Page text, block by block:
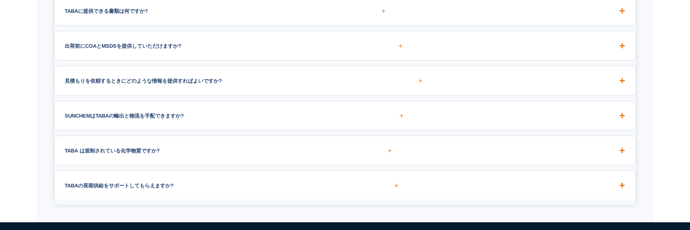
TABAに提供できる書類は何ですか? +
出荷前にCOAとMSDSを提供していただけますか? +
見積もりを依頼するときにどのような情報を提供すればよいですか? +
SUNCHEMはTABAの輸出と物流を手配できますか? +
TABA は規制されている化学物質ですか? +
TABAの長期供給をサポートしてもらえますか? +